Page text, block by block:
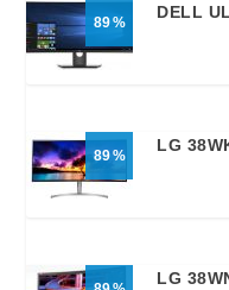
89
DELL
89
LG
LG